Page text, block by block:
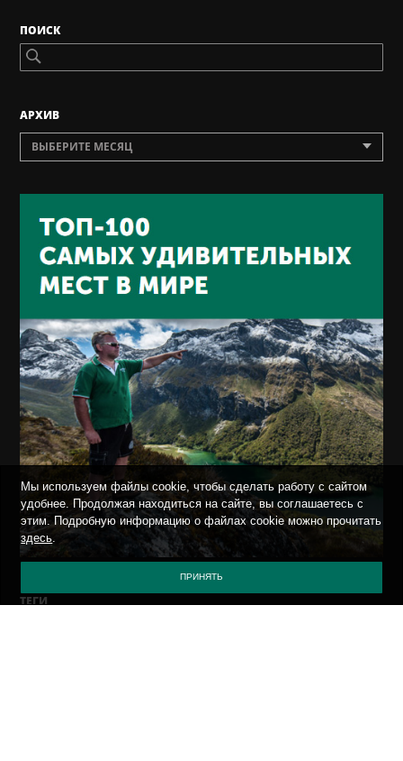
ПОИСК
AРХИВ
ВЫБЕРИТЕ МЕСЯЦ
ТЕГИ
Мы используем файлы cookie, чтобы сделать работу с сайтом
удобнее. Продолжая находиться на сайте, вы соглашаетесь с
этим. Подробную информацию о файлах cookie можно прочитать
здесь.
ПРИНЯТЬ